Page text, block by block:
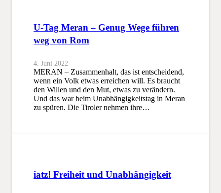
U-Tag Meran – Genug Wege führen
weg von Rom
4. Juni 2022
MERAN – Zusammenhalt, das ist entscheidend,
wenn ein Volk etwas erreichen will. Es braucht
den Willen und den Mut, etwas zu verändern.
Und das war beim Unabhängigkeitstag in Meran
zu spüren. Die Tiroler nehmen ihre…
iatz! Freiheit und Unabhängigkeit